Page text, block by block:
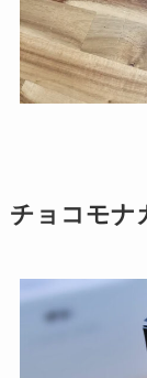
チョコモナ